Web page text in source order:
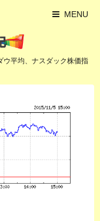
MENU
ウ平均、ナスダック株価指